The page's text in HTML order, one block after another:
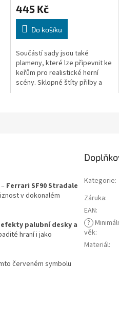
445 Kč
Do košíku
Součástí sady jsou také
plameny, které lze připevnit ke
keřům pro realistické herní
scény. Sklopné štíty přilby a
Ferrari SF90 Stradale
v dokonalém
palubní desky a
hraní i jako
červeném symbolu
Kategorie:
Záruka:
EAN:
?
věk:
Materiál: